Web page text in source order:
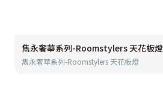
雋永奢華系列-Roomstylers 天花板燈
雋永奢華系列-Roomstylers 天花板燈